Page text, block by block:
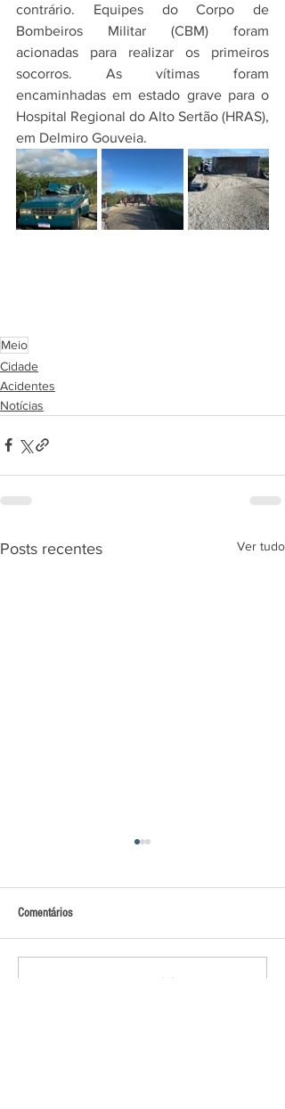
contrário. Equipes do Corpo de
Bombeiros Militar (CBM) foram
acionadas para realizar os primeiros
socorros. As vítimas foram
encaminhadas em estado grave para o
Hospital Regional do Alto Sertão (HRAS),
em Delmiro Gouveia.
Meio
Cidade
Acidentes
Notícias
Posts recentes Ver tudo
Foragido por homicídio
Comentários
Escreva um comentário